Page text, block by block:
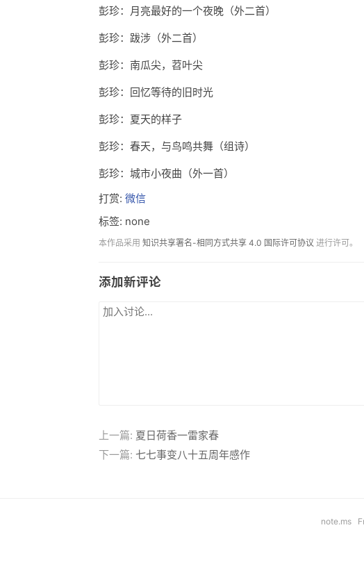
彭珍：月亮最好的一个夜晚（外二首）
彭珍：跋涉（外二首）
彭珍：南瓜尖，苕叶尖
彭珍：回忆等待的旧时光
彭珍：夏天的样子
彭珍：春天，与鸟鸣共舞（组诗）
彭珍：城市小夜曲（外一首）
打赏: 微信
标签: none
本作品采用 知识共享署名-相同方式共享 4.0 国际许可协议 进行许可。
添加新评论
上一篇: 夏日荷香一雷家春
下一篇: 七七事变八十五周年感作
note.ms